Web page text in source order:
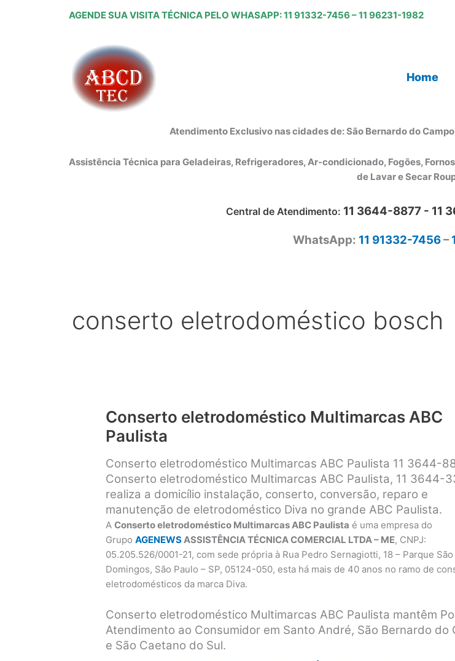
AGENDE SUA VISITA TÉCNICA PELO WHASAPP:11 91332-7456 –11 96231-1982
Home
Atendimento Exclusivo nas cidades de: São Bernardo do
Assistência Técnica para Geladeiras, Refrigeradores, Ar-condicionado, Fogões,
de Lavar e Secar
Central de Atendimento: 11 3644-8877 - 11
WhatsApp: 11 91332-7456–
conserto eletrodoméstico bosch
Conserto eletrodoméstico Multimarcas ABC
Paulista
Conserto eletrodoméstico Multimarcas ABC Paulista 11 3644-
Conserto eletrodoméstico Multimarcas ABC Paulista, 11 3644-
realiza a domicílio instalação, conserto, conversão, reparo e
manutenção de eletrodoméstico Diva no grande ABC Paulista.
AConserto eletrodoméstico Multimarcas ABC Paulista é uma empresa do
GrupoAGENEWS ASSISTÊNCIA TÉCNICA COMERCIAL LTDA – ME, CNPJ:
05.205.526/0001-21, com sede própria à Rua Pedro Sernagiotti, 18 – Parque São
Domingos, São Paulo – SP, 05124-050, esta há mais de 40 anos no ramo de
eletrodomésticos da marca Diva.
Conserto eletrodoméstico Multimarcas ABC Paulista mantêm
Atendimento ao Consumidor em Santo André, São Bernardo do
e São Caetano do Sul.